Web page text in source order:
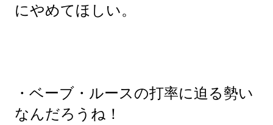
にやめてほしい。
・ベーブ・ルースの打率に迫る勢い
なんだろうね！